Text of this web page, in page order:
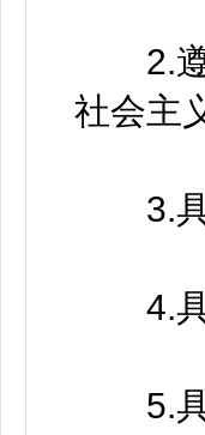
2.遵
社会主
3.具
4.具
5.具